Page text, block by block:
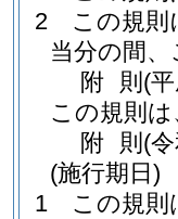
2
この規則
当分の間
附 則 (
この規則
附 則 (
(施行期日)
1
この規則